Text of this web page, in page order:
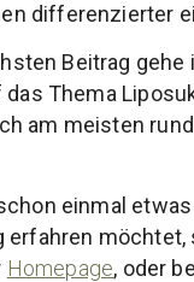
differenzierter
Beitrag gehe
Thema
am meisten
einmal
erfahren
Homepage, oder